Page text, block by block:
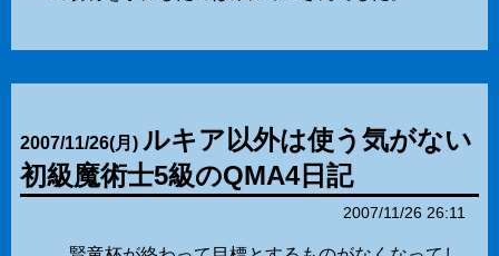
2007/11/26(月) ルキア以外は使う気がない
初級魔術士5級のQMA4日記
2007/11/26 26:11